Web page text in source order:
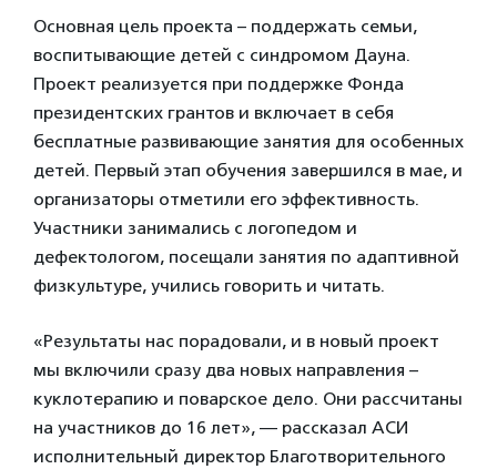
Основная цель проекта – поддержать семьи,
воспитывающие детей с синдромом Дауна.
Проект реализуется при поддержке Фонда
президентских грантов и включает в себя
бесплатные развивающие занятия для особенных
детей. Первый этап обучения завершился в мае, и
организаторы отметили его эффективность.
Участники занимались с логопедом и
дефектологом, посещали занятия по адаптивной
физкультуре, учились говорить и читать.
«Результаты нас порадовали, и в новый проект
мы включили сразу два новых направления –
куклотерапию и поварское дело. Они рассчитаны
на участников до 16 лет», — рассказал АСИ
исполнительный директор Благотворительного